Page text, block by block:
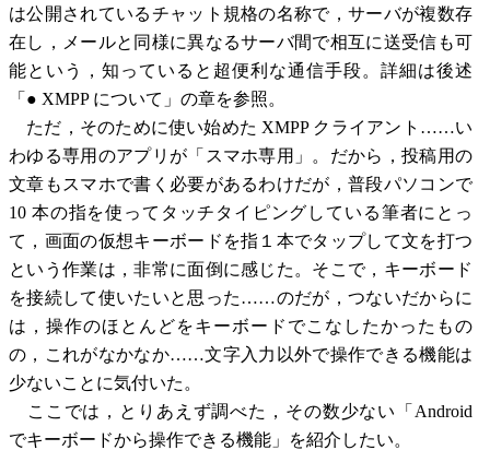
は公開されているチャット規格の名称で，サーバが複数存
在し，メールと同様に異なるサーバ間で相互に送受信も可
能という，知っていると超便利な通信手段。詳細は後述
「● XMPP について」の章を参照。
ただ，そのために使い始めた XMPP クライアント……い
わゆる専用のアプリが「スマホ専用」。だから，投稿用の
文章もスマホで書く必要があるわけだが，普段パソコンで
10 本の指を使ってタッチタイピングしている筆者にとっ
て，画面の仮想キーボードを指１本でタップして文を打つ
という作業は，非常に面倒に感じた。そこで，キーボード
を接続して使いたいと思った……のだが，つないだからに
は，操作のほとんどをキーボードでこなしたかったもの
の，これがなかなか……文字入力以外で操作できる機能は
少ないことに気付いた。
ここでは，とりあえず調べた，その数少ない「Android
でキーボードから操作できる機能」を紹介したい。